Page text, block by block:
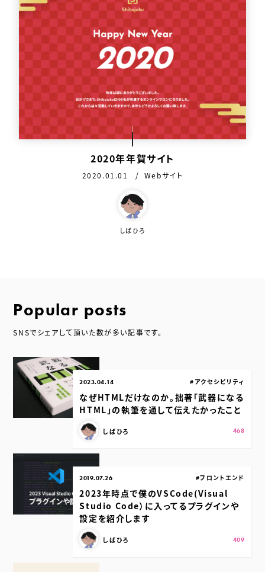
2020年年賀サイト
公開日：
2020.01.01 カテゴリ：
Webサイト
しばひろ
Popular posts
SNSでシェアして頂いた数が多い記事です。
なぜHTMLだけなのか。拙著「武器になる
HTML」の執筆を通して伝えたかったこと
公開日：
2023.04.14 カテゴリ：
#アクセシビリティ
この記事を書いた人：
しばひろ スキ：
468
2023年時点で僕のVSCode(Visual
Studio Code）に入ってるプラグインや
設定を紹介します
公開日：
2019.07.26 カテゴリ：
#フロントエンド
この記事を書いた人：
しばひろ スキ：
409Shares